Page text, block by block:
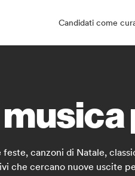
Candidati come
canzoni di Natale,
che cercano nuove uscite